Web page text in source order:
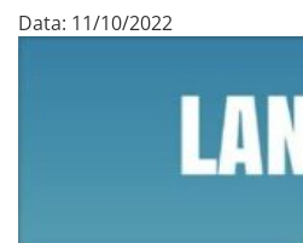
Data: 11/10/2022